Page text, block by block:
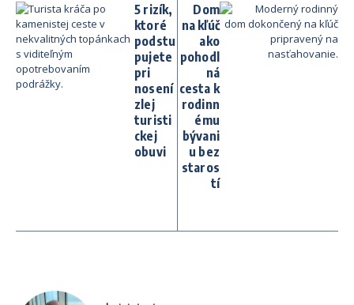
5 rizík,
ktoré
podstu
pujete
pri
nosení
zlej
turisti
ckej
obuvi
Dom
na kľúč
ako
pohodl
ná
cesta k
rodinn
ému
bývani
u bez
staros
tí